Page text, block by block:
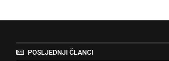
POSLJEDNJI ČLANCI